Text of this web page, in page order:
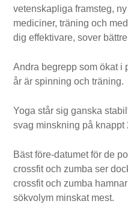
vetenskapliga framsteg,
mediciner, träning och
dig effektivare, sover
Andra begrepp som ökat i
år är spinning och träning.
Yoga står sig ganska
svag minskning på knappt
Bäst före-datumet för de
crossfit och zumba ser
crossfit och zumba
sökvolym minskat mest.